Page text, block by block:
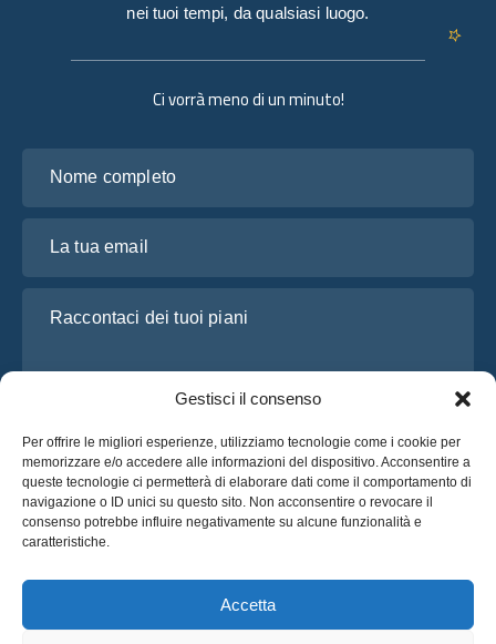
Gestisci il consenso
Per offrire le migliori esperienze, utilizziamo tecnologie come i cookie per
memorizzare e/o accedere alle informazioni del dispositivo. Acconsentire a
queste tecnologie ci permetterà di elaborare dati come il comportamento di
navigazione o ID unici su questo sito. Non acconsentire o revocare il
consenso potrebbe influire negativamente su alcune funzionalità e
caratteristiche.
Accetta
Ci vorrà meno di un minuto!
Ho letto e accetto l’Informativa sulla privacydi OsaBus
Richiedi un preventivo
Richiedi un preventivo
nei tuoi tempi, da qualsiasi luogo.